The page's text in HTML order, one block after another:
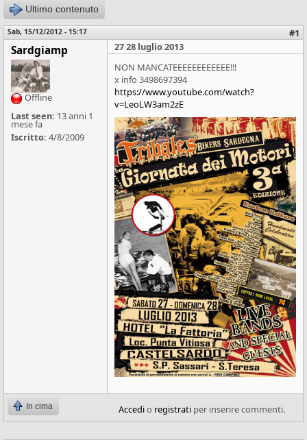
Ultimo contenuto
Sab, 15/12/2012 - 15:17 #1
Sardgiamp
Offline
Last seen: 13 anni 1
mese fa
Iscritto: 4/8/2009
27 28 luglio 2013
NON MANCATEEEEEEEEEEEE!!!
x info 3498697394
https://www.youtube.com/watch?
v=LeoLW3am2zE
In cima Accedio registrati per inserire commenti.